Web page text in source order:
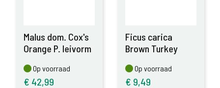
Malus dom. Cox's
Orange P. leivorm
Op voorraad
Op voorraad
€ 42,99
Ficus carica
Brown Turkey
Op voorraad
Op voorraad
€ 9,49